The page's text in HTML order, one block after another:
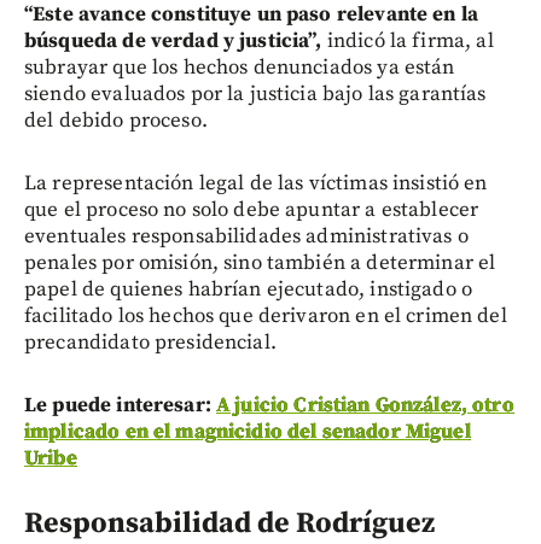
“Este avance constituye un paso relevante en la
búsqueda de verdad y justicia”, indicó la firma, al
subrayar que los hechos denunciados ya están
siendo evaluados por la justicia bajo las garantías
del debido proceso.
La representación legal de las víctimas insistió en
que el proceso no solo debe apuntar a establecer
eventuales responsabilidades administrativas o
penales por omisión, sino también a determinar el
papel de quienes habrían ejecutado, instigado o
facilitado los hechos que derivaron en el crimen del
precandidato presidencial.
Le puede interesar: A juicio Cristian González, otro
implicado en el magnicidio del senador Miguel
Uribe
Responsabilidad de Rodríguez